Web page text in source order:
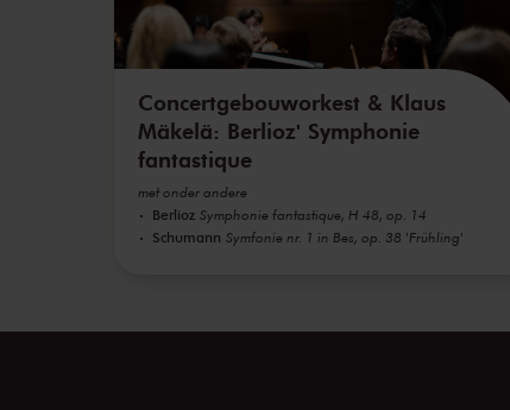
Concertgebouworkest & Klaus
Mäkelä: Berlioz' Symphonie
fantastique
met onder andere
Berlioz Symphonie fantastique, H 48, op. 14
Schumann Symfonie nr. 1 in Bes, op. 38 'Frühling'